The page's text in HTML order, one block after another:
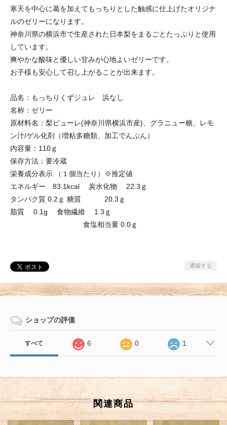
寒天を中心に葛を加えてもっちりとした触感に仕上げたオリジナ
ルのゼリーになります。
神奈川県の横浜市で生産された日本梨をまるごとたっぷりと使用
しています。
爽やかな酸味と優しい甘みが心地よいゼリーです。
お子様も安心して召し上がることが出来ます。
品名：もっちりくずジュレ 浜なし
名称：ゼリー
原材料名：梨ピューレ(神奈川県横浜市産)、グラニュー糖、レモ
ン汁/ゲル化剤（増粘多糖類、加工でんぷん）
内容量：110ｇ
保存方法：要冷蔵
栄養成分表示 （１個当たり）※推定値
エネルギー 83.1kcal 炭水化物 22.3ｇ
タンパク質 0.2ｇ 糖質 20.3ｇ
脂質 0.1g 食物繊維 1.3ｇ
食塩相当量 0.0ｇ
通報する
ショップの評価
すべて 6 0 1
関連商品